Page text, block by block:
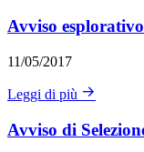
Avviso
11/05/2017
Leggi di più
Avviso di